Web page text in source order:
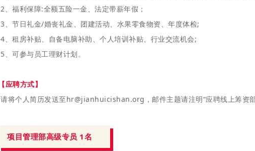
2、福利保障:全额五险一金、法定带薪年假；
3、节日礼金/婚丧礼金、团建活动、水果零食物资、年度体检;
4、租房补贴、自备电脑补助、个人培训补贴、行业交流机会;
5、可参与员工理财计划。
【应聘方式】
请将个人简历发送至hr@jianhuicishan.org，邮件主题请注明“应聘线上筹资部
项目管理部高级专员 1名